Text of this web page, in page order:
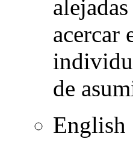
acercar
de
English